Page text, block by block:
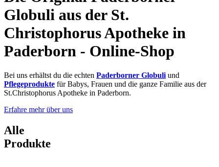
Globuli aus der St.
Christophorus Apotheke in
Paderborn - Online-Shop
Bei uns erhältst du die echten Paderborner Globuli und
Pflegeprodukte für Babys, Frauen und die ganze Familie aus der
St.Christophorus Apotheke in Paderborn.
Erfahre mehr über uns
Alle
Produkte